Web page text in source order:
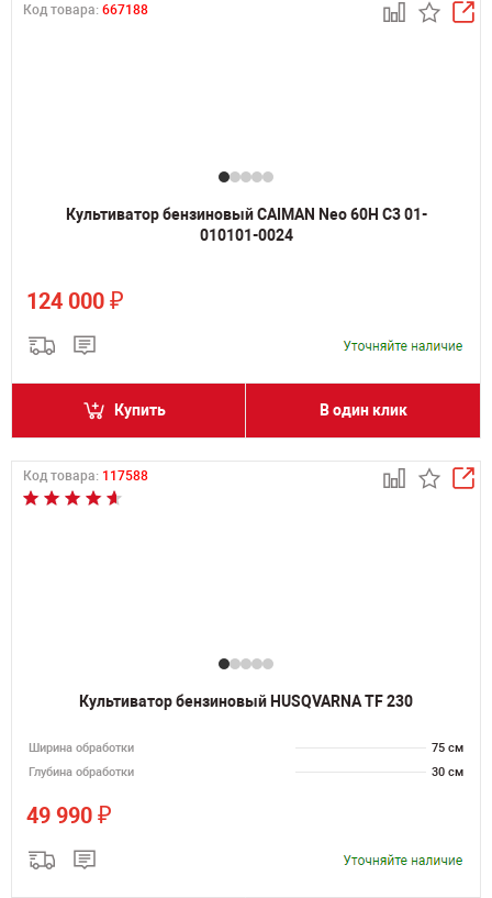
Код товара: 667188
Культиватор бензиновый CAIMAN Neo 60H C3 01-
010101-0024
124 000 ₽
Купить В один клик
Код товара: 117588
Культиватор бензиновый HUSQVARNA TF 230
Ширина обработки
75 см
Глубина обработки
30 см
49 990 ₽